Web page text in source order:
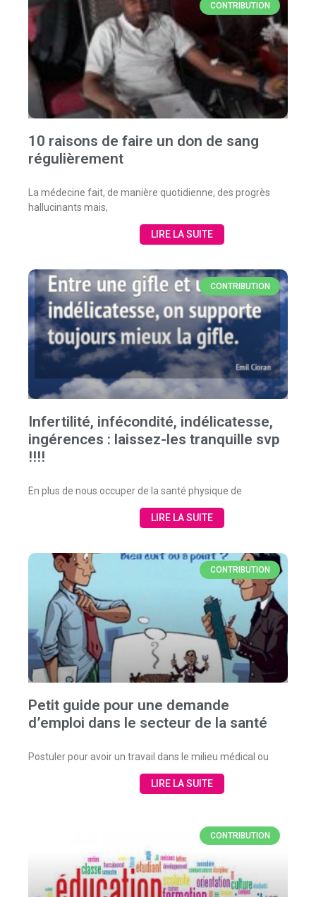
CONTRIBUTION
10 raisons de faire un don de sang
régulièrement
La médecine fait, de manière quotidienne, des progrès
hallucinants mais,
LIRE LA SUITE
CONTRIBUTION
Infertilité, infécondité, indélicatesse,
ingérences : laissez-les tranquille svp
!!!!
En plus de nous occuper de la santé physique de
LIRE LA SUITE
CONTRIBUTION
Petit guide pour une demande
d’emploi dans le secteur de la santé
Postuler pour avoir un travail dans le milieu médical ou
LIRE LA SUITE
CONTRIBUTION